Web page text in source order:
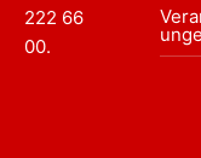
222 66
00.